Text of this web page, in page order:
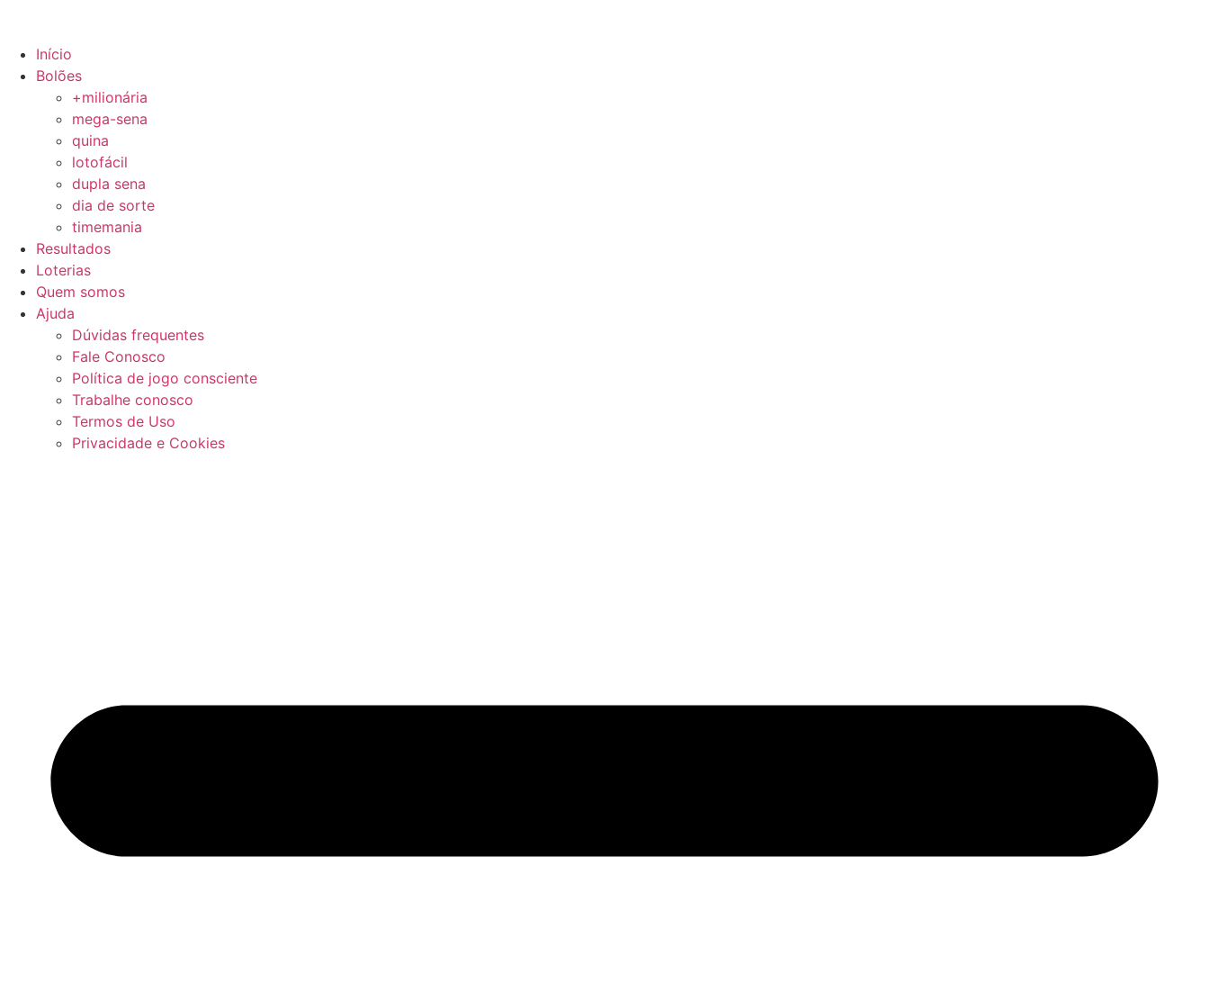
Início
Bolões
+milionária
mega-sena
quina
lotofácil
dupla sena
dia de sorte
timemania
Resultados
Loterias
Quem somos
Ajuda
Dúvidas frequentes
Fale Conosco
Política de jogo consciente
Trabalhe conosco
Termos de Uso
Privacidade e Cookies